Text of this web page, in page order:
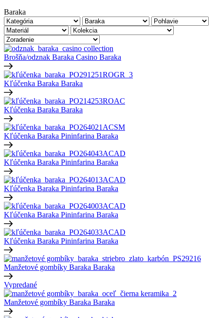
Baraka
Brošňa/odznak Baraka Casino Baraka
Kľúčenka Baraka Baraka
Kľúčenka Baraka Baraka
Kľúčenka Baraka Pininfarina Baraka
Kľúčenka Baraka Pininfarina Baraka
Kľúčenka Baraka Pininfarina Baraka
Kľúčenka Baraka Pininfarina Baraka
Kľúčenka Baraka Pininfarina Baraka
Manžetové gombíky Baraka Baraka
Vypredané
Manžetové gombíky Baraka Baraka